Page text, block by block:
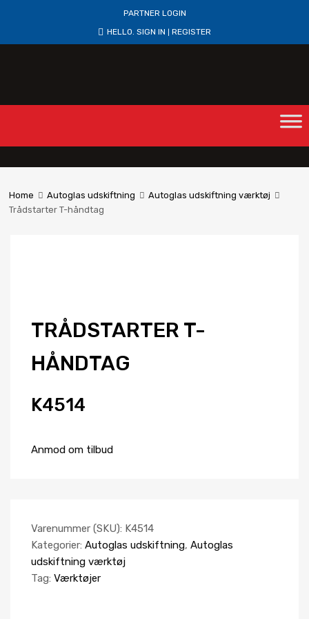
PARTNER LOGIN
HELLO. SIGN IN REGISTER
Home Autoglas udskiftning
Autoglas udskiftning værktøj
Trådstarter T-håndtag
TRÅDSTARTER T-
HÅNDTAG
K4514
Anmod om tilbud
Varenummer (SKU): K4514
Kategorier: Autoglas udskiftning, Autoglas
udskiftning værktøj
Tag: Værktøjer